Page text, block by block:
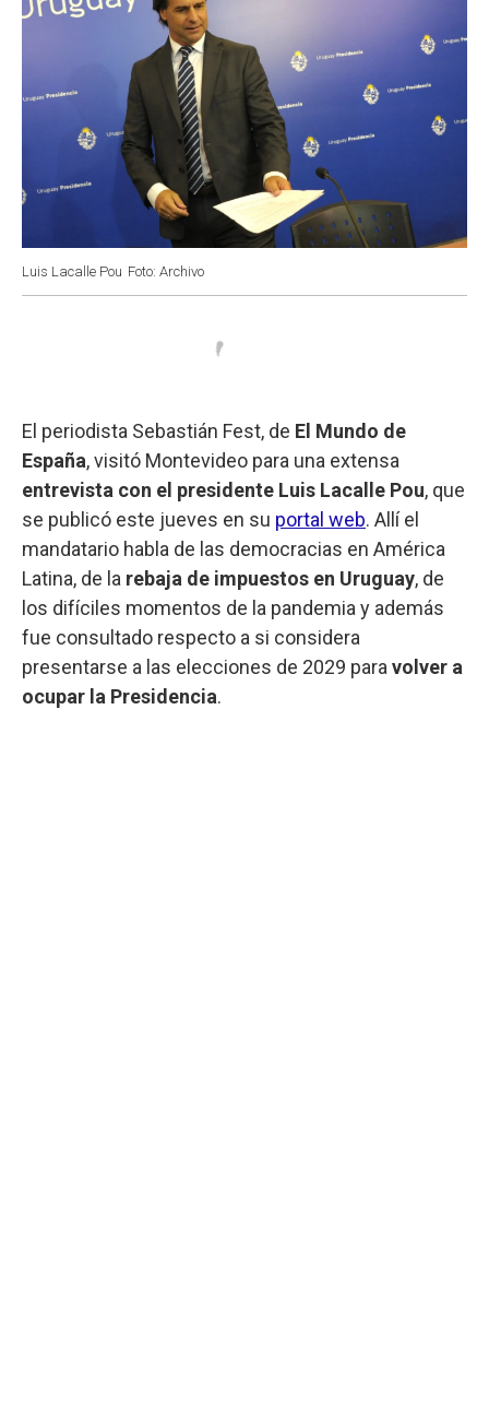
Luis Lacalle Pou Foto: Archivo
El periodista Sebastián Fest, de El Mundo de
España, visitó Montevideo para una extensa
entrevista con el presidente Luis Lacalle Pou, que
se publicó este jueves en su portal web. Allí el
mandatario habla de las democracias en América
Latina, de la rebaja de impuestos en Uruguay, de
los difíciles momentos de la pandemia y además
fue consultado respecto a si considera
presentarse a las elecciones de 2029 para volver a
ocupar la Presidencia.